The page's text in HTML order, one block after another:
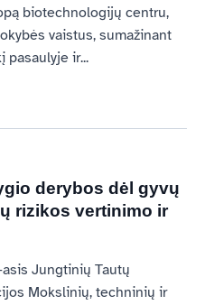
biotechnologijų centru,
vaistus, sumažinant
pasaulyje ir...
derybos dėl gyvų
rizikos vertinimo ir
Jungtinių Tautų
Mokslinių, techninių ir